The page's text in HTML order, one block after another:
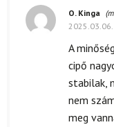
O. Kinga
2025.03.06.
A
cipő
stabilak,
nem
meg